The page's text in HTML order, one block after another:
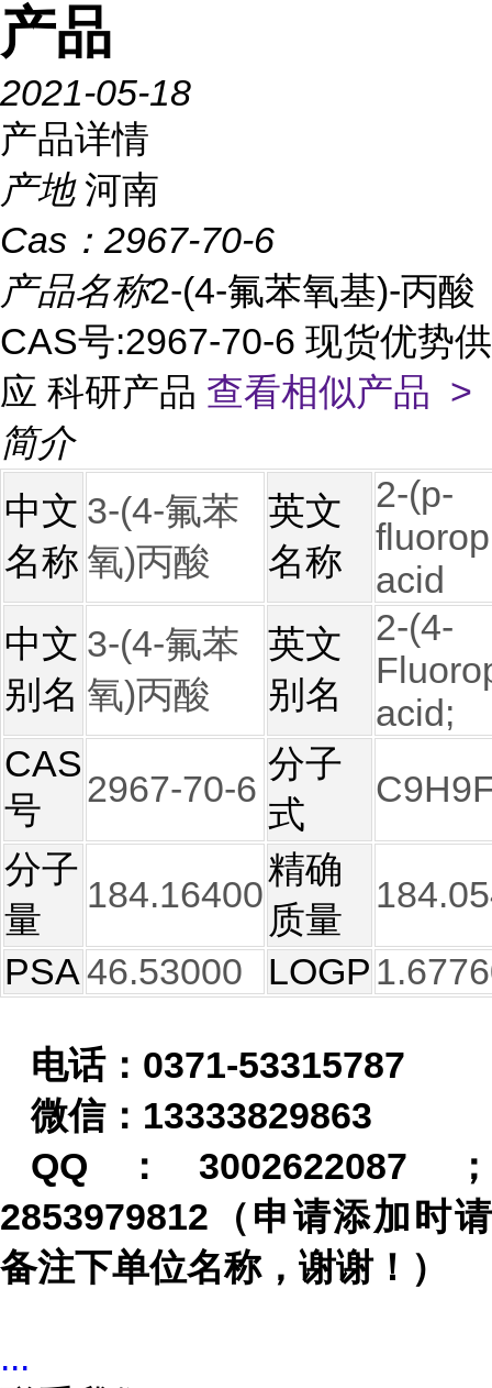
产品
2021-05-18
产品详情
产地 河南
Cas： 2967-70-6
产品名称2-(4-氟苯氧基)-丙酸
CAS号:2967-70-6 现货优势供
应 科研产品 查看相似产品 >
简介
中文
名称
3-(4-氟苯
氧)丙酸
英文
名称
2-(p-
acid
中文
别名
3-(4-氟苯
氧)丙酸
英文
别名
2-(4-
acid;
CAS
号
2967-70-6
分子
式
分子
量
184.16400
精确
质量
PSA46.53000 LOGP
电话： 0371-53315787
微信： 13333829863
QQ ：3002622087
；
2853979812 （申请添加时请
备注下单位名称，谢谢！）
...